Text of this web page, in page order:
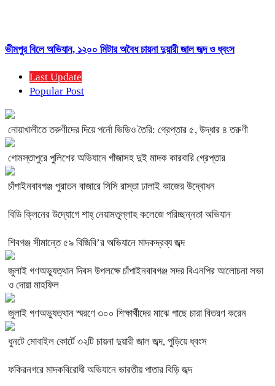
ভীমপুর বিলে অভিযান, ১২০০ মিটার অবৈধ চায়না দুয়ারী জাল জব্দ ও ধ্বংস
Last Update
Popular Post
নোয়াখালীতে তরুণীদের দিয়ে পর্নো ভিডিও তৈরি: গ্রেপ্তার ৫, উদ্ধার ৪ তরুণী
গোমস্তাপুরে পুলিশের অভিযানে গাঁজাসহ দুই মাদক কারবারি গ্রেপ্তার
চাঁপাইনবাবগঞ্জ পুরাতন বাজারে সিসি রাস্তা ঢালাই কাজের উদ্বোধন
বিডি ক্লিনের উদ্যোগে শাহ্ নেয়ামতুল্লাহ কলেজে পরিচ্ছন্নতা অভিযান
শিবগঞ্জ সীমান্তে ৫৯ বিজিবি’র অভিযানে মাদকদ্রব্য জব্দ
জুলাই গণঅভ্যুত্থান দিবস উপলক্ষে চাঁপাইনবাবগঞ্জ সদর বিএনপির আলোচনা সভা
ও দোয়া মাহফিল
জুলাই গণঅভ্যুত্থান স্মরণে ৩০০ শিক্ষার্থীদের মাঝে গাছে চারা বিতরণ করেন
ধুনটে মোবাইল কোর্টে ৩২টি চায়না দুয়ারী জাল জব্দ, পুড়িয়ে ধ্বংস
ফকিরনগরে মাদকবিরোধী অভিযানে ভারতীয় পাতার বিড়ি জব্দ